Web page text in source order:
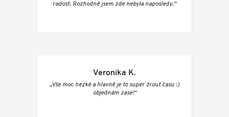
radost. Rozhodně jsem zde nebyla naposledy.“
Veronika K.
„Vše moc hezké a hlavně je to super žrout času :)
objednám zase!“